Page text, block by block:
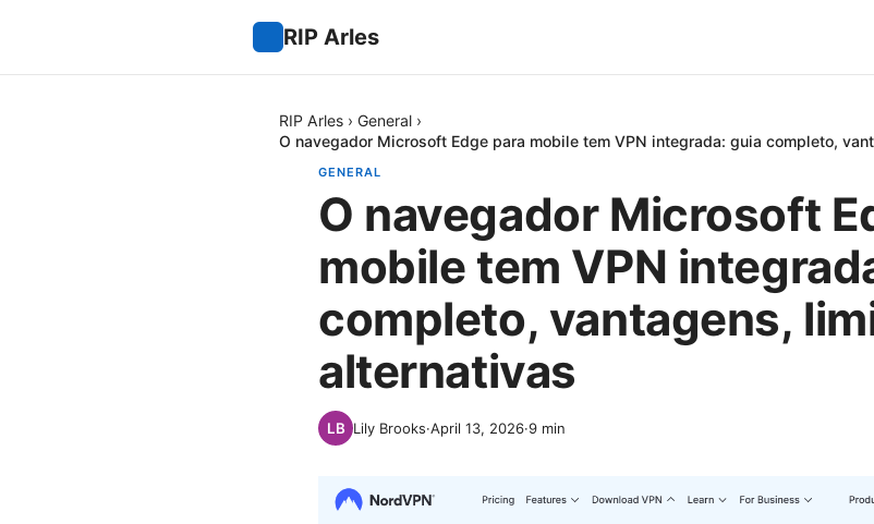
RIP Arles
RIP Arles › General ›
O navegador Microsoft Edge para mobile tem VPN integrada: guia completo,
GENERAL
O navegador Microsoft
mobile tem VPN
completo, vantagens,
alternativas
Lily Brooks·April 13, 2026·9 min